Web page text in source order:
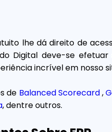
lhe dá direito de
Digital deve-se
incrível em nosso
de Balanced Scorecard,
, dentre outros.